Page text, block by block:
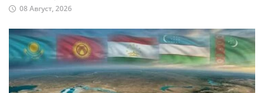
08 Август, 2026